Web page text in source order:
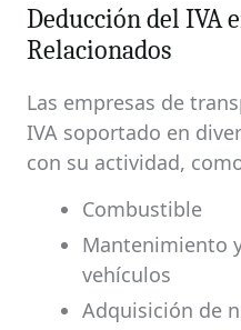
Deducción del IVA
Relacionados
Las empresas de
IVA soportado en
con su actividad,
Combustible
Mantenimiento
vehículos
Adquisición de